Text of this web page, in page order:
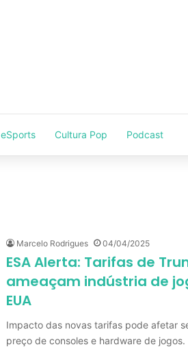
eSports Cultura Pop Podcast
Marcelo Rodrigues 04/04/2025
ESA Alerta: Tarifas de
ameaçam indústria de
EUA
Impacto das novas tarifas pode afetar
preço de consoles e hardware de jogos.